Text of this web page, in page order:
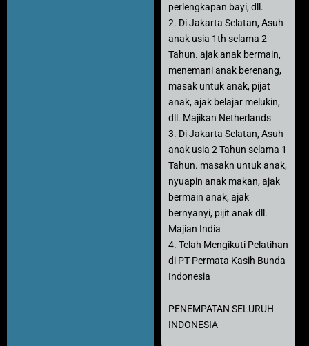
perlengkapan bayi, dll.
2. Di Jakarta Selatan, Asuh
anak usia 1th selama 2
Tahun. ajak anak bermain,
menemani anak berenang,
masak untuk anak, pijat
anak, ajak belajar melukin,
dll. Majikan Netherlands
3. Di Jakarta Selatan, Asuh
anak usia 2 Tahun selama 1
Tahun. masakn untuk anak,
nyuapin anak makan, ajak
bermain anak, ajak
bernyanyi, pijit anak dll.
Majian India
4. Telah Mengikuti Pelatihan
di PT Permata Kasih Bunda
Indonesia
PENEMPATAN SELURUH
INDONESIA